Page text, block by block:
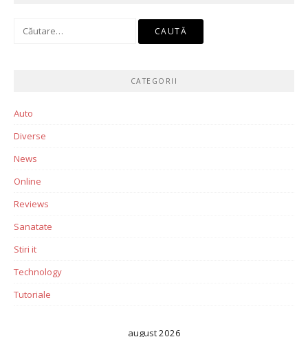
Caută
CATEGORII
Auto
Diverse
News
Online
Reviews
Sanatate
Stiri it
Technology
Tutoriale
august 2026